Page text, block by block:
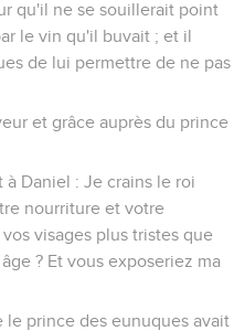
qu'il ne se souillerait point
le vin qu'il buvait ; et il
de lui permettre de ne pas
et grâce auprès du prince
Daniel : Je crains le roi
nourriture et votre
visages plus tristes que
? Et vous exposeriez ma
prince des eunuques avait